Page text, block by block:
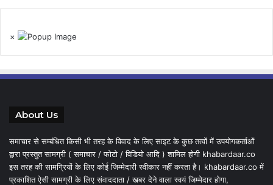
×
About Us
समाचार से सम्बंधित किसी भी तरह के विवाद के लिए साइट के कुछ तत्वों में उपयोगकर्ताओं
द्वारा प्रस्तुत सामग्री ( समाचार / फोटो / विडियो आदि ) शामिल होगी khabardaar.co
इस तरह की सामग्रियों के लिए कोई जिम्मेदारी स्वीकार नहीं करता है। khabardaar.co में
प्रकाशित ऐसी सामग्री के लिए संवाददाता / खबर देने वाला स्वयं जिम्मेदार होगा,